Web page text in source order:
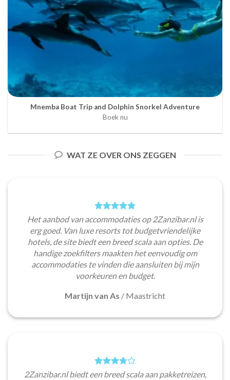
Mnemba Boat Trip and Dolphin Snorkel Adventure
Boek nu
WAT ZE OVER ONS ZEGGEN
Het aanbod van accommodaties op 2Zanzibar.nl is
erg goed. Van luxe resorts tot budgetvriendelijke
hotels, de site biedt een breed scala aan opties. De
handige zoekfilters maakten het eenvoudig om
accommodaties te vinden die aansluiten bij mijn
voorkeuren en budget.
Martijn van As / Maastricht
2Zanzibar.nl biedt een breed scala aan pakketreizen,